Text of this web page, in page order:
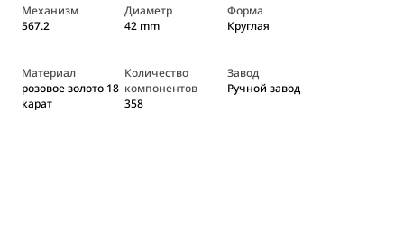
Механизм
567.2
Диаметр
42 mm
Форма
Круглая
Материал
розовое золото 18
карат
Количество
компонентов
358
Завод
Ручной завод